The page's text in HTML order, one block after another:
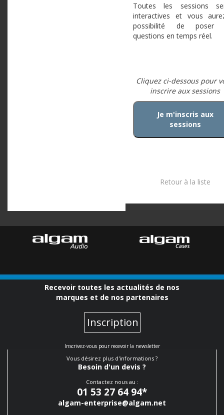
Toutes les sessions
interactives et vous
possibilité de poser
questions en temps réel.
Cliquez ci-dessous pour
inscrire aux sessions
Je m'inscris aux
sessions
Retour à la liste
Recevoir toutes les actualités de nos
marques et de nos partenaires
Inscription
Inscrivez-vous pour recevoir la newsletter
Vous désirez plus d'informations ?
Besoin d'un devis ?
Contactez nous au :
01 53 27 64 94*
algam-enterprise@algam.net